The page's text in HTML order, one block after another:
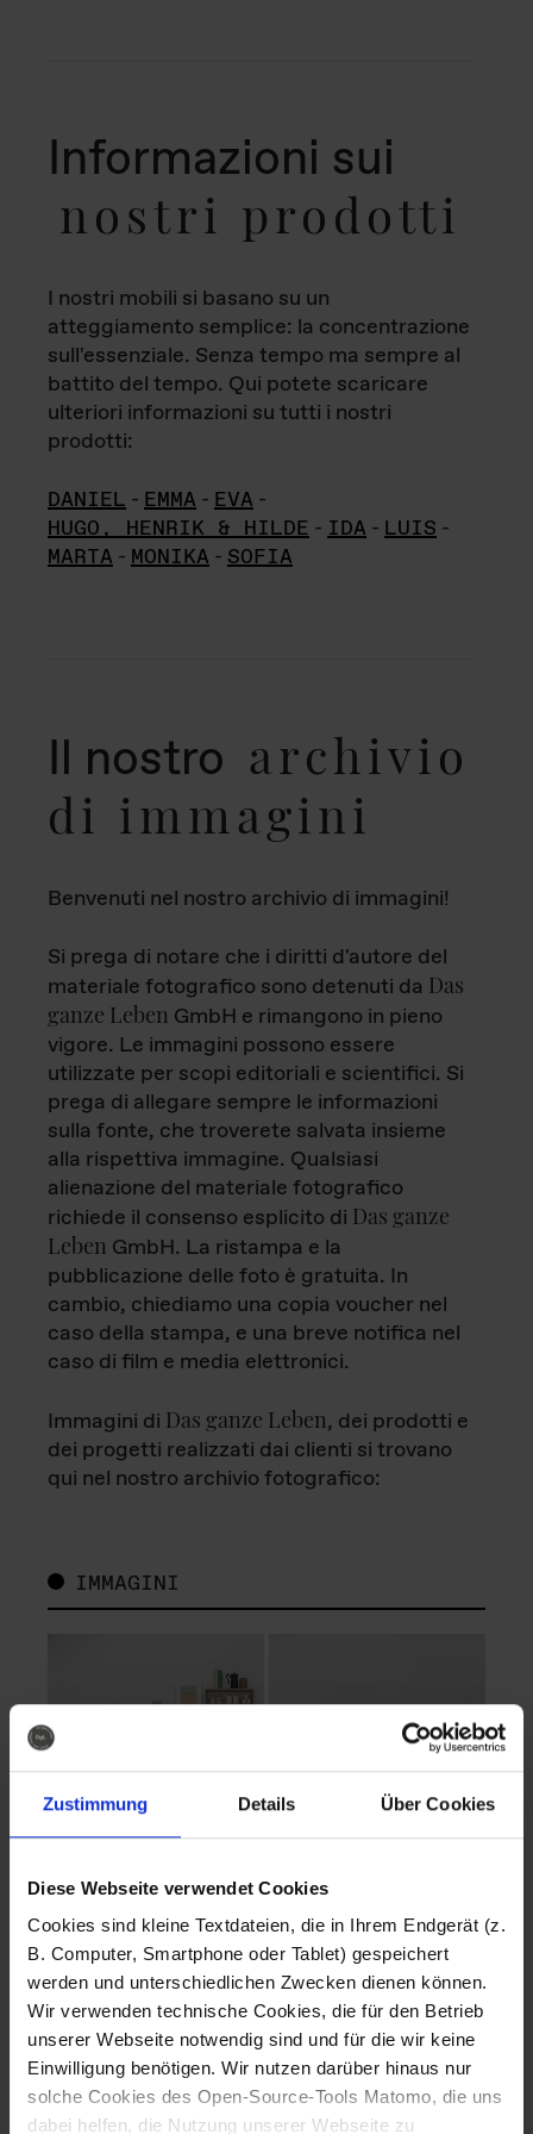
Zustimmung Details Über Cookies
Diese Webseite verwendet Cookies
Cookies sind kleine Textdateien, die in Ihrem Endgerät (z.
B. Computer, Smartphone oder Tablet) gespeichert
werden und unterschiedlichen Zwecken dienen können.
Wir verwenden technische Cookies, die für den Betrieb
unserer Webseite notwendig sind und für die wir keine
Einwilligung benötigen. Wir nutzen darüber hinaus nur
solche Cookies des Open-Source-Tools Matomo, die uns
dabei helfen, die Nutzung unserer Webseite zu
Informazioni sui
nostri prodotti
I nostri mobili si basano su un
atteggiamento semplice: la concentrazione
sull'essenziale. Senza tempo ma sempre al
battito del tempo. Qui potete scaricare
ulteriori informazioni su tutti i nostri
prodotti:
DANIEL - EMMA - EVA -
HUGO, HENRIK & HILDE - IDA - LUIS -
MARTA - MONIKA - SOFIA
Il nostro archivio
di immagini
Benvenuti nel nostro archivio di immagini!
Si prega di notare che i diritti d'autore del
materiale fotografico sono detenuti da Das
ganze Leben GmbH e rimangono in pieno
vigore. Le immagini possono essere
utilizzate per scopi editoriali e scientifici. Si
prega di allegare sempre le informazioni
sulla fonte, che troverete salvata insieme
alla rispettiva immagine. Qualsiasi
alienazione del materiale fotografico
richiede il consenso esplicito di Das ganze
Leben GmbH. La ristampa e la
pubblicazione delle foto è gratuita. In
cambio, chiediamo una copia voucher nel
caso della stampa, e una breve notifica nel
caso di film e media elettronici.
Immagini di Das ganze Leben, dei prodotti e
dei progetti realizzati dai clienti si trovano
qui nel nostro archivio fotografico:
IMMAGINI
Fotografo: Lorenz
Sternbach
Download
Fotografo: Lorenz
Sternbach
Download